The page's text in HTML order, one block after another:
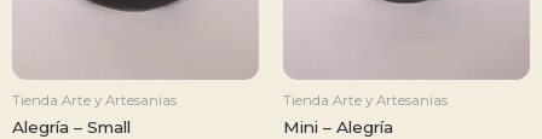
Tienda Arte y Artesanías
Alegría – Small
Tienda Arte y Artesanías
Mini – Alegría